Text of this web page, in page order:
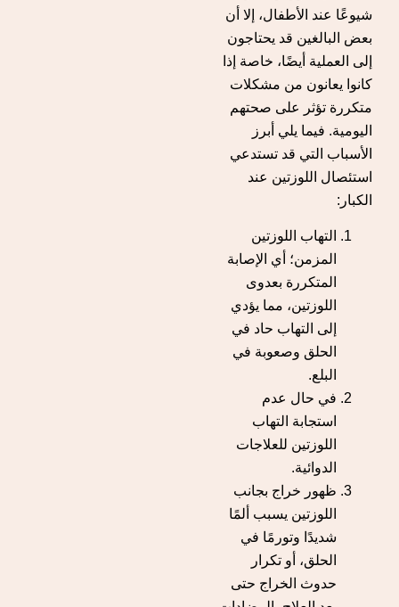
شيوعًا عند الأطفال، إلا أن
بعض البالغين قد يحتاجون
إلى العملية أيضًا، خاصة إذا
كانوا يعانون من مشكلات
متكررة تؤثر على صحتهم
اليومية. فيما يلي أبرز
الأسباب التي قد تستدعي
استئصال اللوزتين عند
الكبار:
التهاب اللوزتين
المزمن؛ أي الإصابة
المتكررة بعدوى
اللوزتين، مما يؤدي
إلى التهاب حاد في
الحلق وصعوبة في
البلع.
في حال عدم
استجابة التهاب
اللوزتين للعلاجات
الدوائية.
ظهور خراج بجانب
اللوزتين يسبب ألمًا
شديدًا وتورمًا في
الحلق، أو تكرار
حدوث الخراج حتى